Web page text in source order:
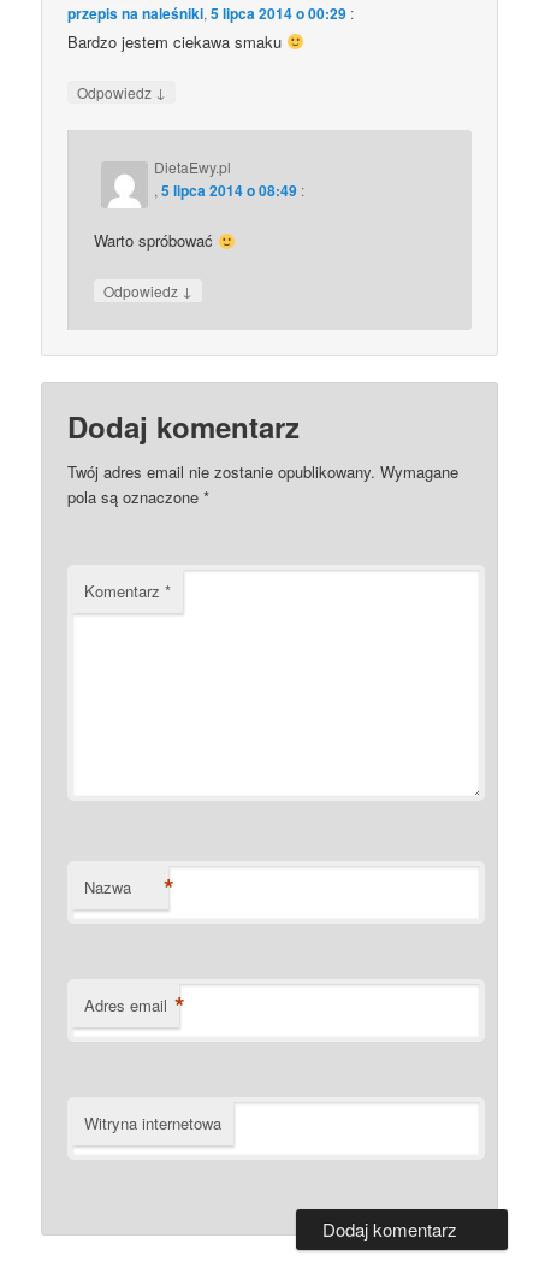
przepis na naleśniki,5 lipca 2014 o 00:29 :
Bardzo jestem ciekawa smaku
Odpowiedz ↓
DietaEwy.pl
,5 lipca 2014 o 08:49 :
Warto spróbować
Odpowiedz ↓
Dodaj komentarz
Twój adres email nie zostanie opublikowany. Wymagane
pola są oznaczone*
Komentarz*
Nazwa *
Adres email *
Witryna internetowa